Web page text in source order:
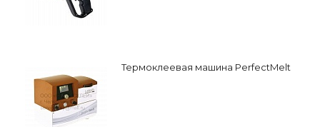
Термоклеевая машина PerfectMelt